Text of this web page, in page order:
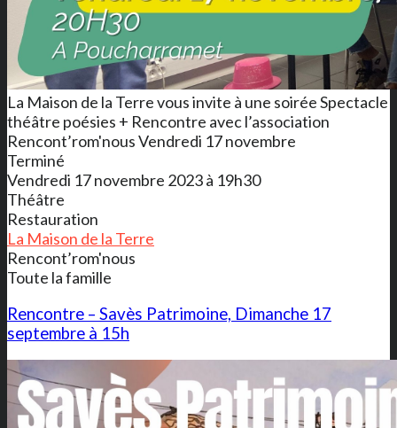
La Maison de la Terre vous invite à une soirée Spectacle
théâtre poésies + Rencontre avec l’association
Rencont’rom'nous Vendredi 17 novembre
Terminé
Vendredi 17 novembre 2023 à 19h30
Théâtre
Restauration
La Maison de la Terre
Rencont’rom'nous
Toute la famille
Rencontre – Savès Patrimoine, Dimanche 17
septembre à 15h